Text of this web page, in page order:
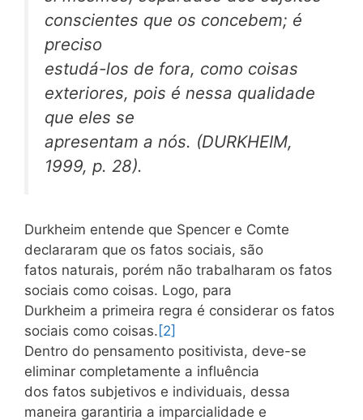
conscientes que os concebem; é
preciso
estudá-los de fora, como coisas
exteriores, pois é nessa qualidade
que eles se
apresentam a nós. (DURKHEIM,
1999, p. 28).
Durkheim entende que Spencer e Comte
declararam que os fatos sociais, são
fatos naturais, porém não trabalharam os fatos
sociais como coisas. Logo, para
Durkheim a primeira regra é considerar os fatos
sociais como coisas. [2]
Dentro do pensamento positivista, deve-se
eliminar completamente a influência
dos fatos subjetivos e individuais, dessa
maneira garantiria a imparcialidade e